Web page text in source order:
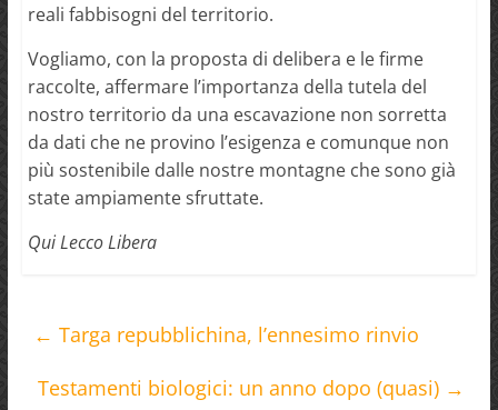
reali fabbisogni del territorio.
Vogliamo, con la proposta di delibera e le firme
raccolte, affermare l’importanza della tutela del
nostro territorio da una escavazione non sorretta
da dati che ne provino l’esigenza e comunque non
più sostenibile dalle nostre montagne che sono già
state ampiamente sfruttate.
Qui Lecco Libera
← Targa repubblichina, l’ennesimo rinvio
Testamenti biologici: un anno dopo (quasi) →